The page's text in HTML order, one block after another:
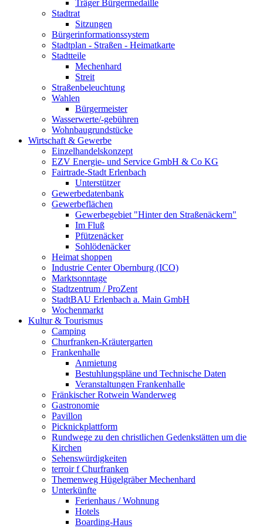
Träger Bürgermedaille
Stadtrat
Sitzungen
Bürgerinformationssystem
Stadtplan - Straßen - Heimatkarte
Stadtteile
Mechenhard
Streit
Straßenbeleuchtung
Wahlen
Bürgermeister
Wasserwerte/-gebühren
Wohnbaugrundstücke
Wirtschaft & Gewerbe
Einzelhandelskonzept
EZV Energie- und Service GmbH & Co KG
Fairtrade-Stadt Erlenbach
Unterstützer
Gewerbedatenbank
Gewerbeflächen
Gewerbegebiet "Hinter den Straßenäckern"
Im Fluß
Pfützenäcker
Sohlödenäcker
Heimat shoppen
Industrie Center Obernburg (ICO)
Marktsonntage
Stadtzentrum / ProZent
StadtBAU Erlenbach a. Main GmbH
Wochenmarkt
Kultur & Tourismus
Camping
Churfranken-Kräutergarten
Frankenhalle
Anmietung
Bestuhlungspläne und Technische Daten
Veranstaltungen Frankenhalle
Fränkischer Rotwein Wanderweg
Gastronomie
Pavillon
Picknickplattform
Rundwege zu den christlichen Gedenkstätten um die
Kirchen
Sehenswürdigkeiten
terroir f Churfranken
Themenweg Hügelgräber Mechenhard
Unterkünfte
Ferienhaus / Wohnung
Hotels
Boarding-Haus